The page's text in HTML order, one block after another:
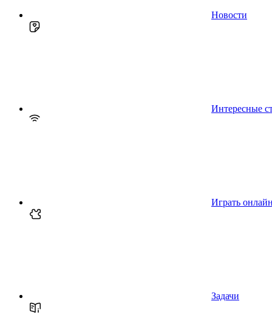
Новости
Интересные
Играть онлайн
Задачи